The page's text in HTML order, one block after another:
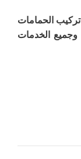
الحمامات
الخدمات